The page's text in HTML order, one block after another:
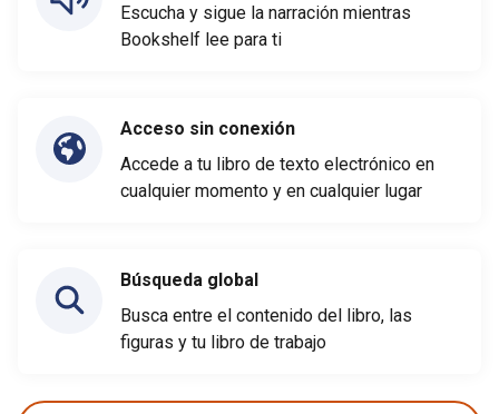
Escucha y sigue la narración mientras
Bookshelf lee para ti
Acceso sin conexión
Accede a tu libro de texto electrónico en
cualquier momento y en cualquier lugar
Búsqueda global
Busca entre el contenido del libro, las
figuras y tu libro de trabajo